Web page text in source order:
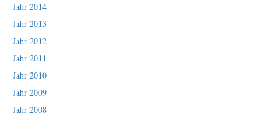
Jahr 2014
Jahr 2013
Jahr 2012
Jahr 2011
Jahr 2010
Jahr 2009
Jahr 2008